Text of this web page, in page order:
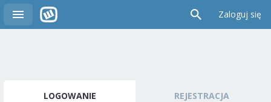
Zaloguj się
LOGOWANIE REJESTRACJA